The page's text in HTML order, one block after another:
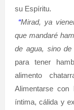
su Espíritu.
“Mirad, ya
que mandaré
de agua, sino
para tener
alimento
Alimentarse
íntima, cálida y